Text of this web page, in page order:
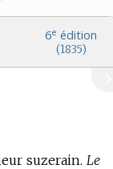
6e édition
(1835)
suzerain. Le